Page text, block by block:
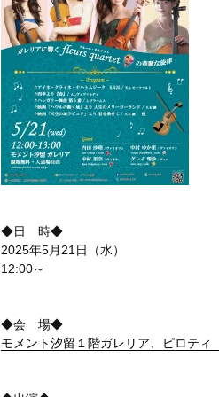
◆日 時◆
2025年5月21日（水）
12:00～
◆会 場◆
モメント汐留１階ガレリア、ピロティ